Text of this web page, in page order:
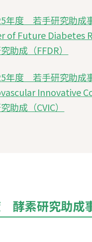
年度 若手研究助
of Future Diabetes
助成（FFDR）
年度 若手研究助成
Innovative
助成（CVIC）
酵素研究助成